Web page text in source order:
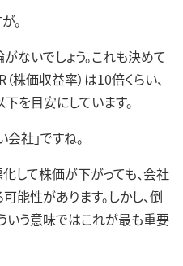
。
いでしょう。これも決めて
株価収益率）は10倍くらい、
を目安にしています。
社」ですね。
て株価が下がっても、会社
能性があります。しかし、倒
いう意味ではこれが最も重要